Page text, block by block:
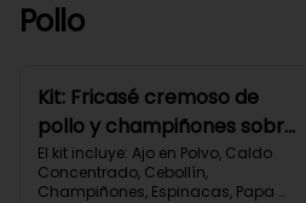
1080 kcal | Carbohidratos 87g |
Pollo
Kit: Fricasé cremoso de
pollo y champiñones sobre
puré de papa y espinacas-
152
El kit incluye: Ajo en Polvo, Caldo
Concentrado, Cebollín,
Champiñones, Espinacas, Papa